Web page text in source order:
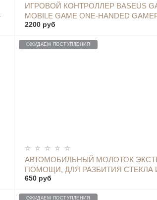
ИГРОВОЙ КОНТРОЛЛЕР BASEUS
MOBILE GAME ONE-HANDED
ЧЕРНЫЙ - GMGA05-01
2200 руб
ОПОВЕСТИТЬ
ОЖИДАЕМ ПОСТУПЛЕНИЯ
АВТОМОБИЛЬНЫЙ МОЛОТОК
ПОМОЩИ, ДЛЯ РАЗБИТИЯ СТЕКЛА
ОСВОБОЖДЕНИЯ ОТ РЕМНЯ
650 руб
ОПОВЕСТИТЬ
ОЖИДАЕМ ПОСТУПЛЕНИЯ